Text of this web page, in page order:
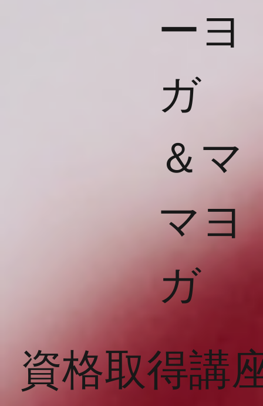
ーヨ
ガ
​＆マ
マヨ
ガ
資格取得講